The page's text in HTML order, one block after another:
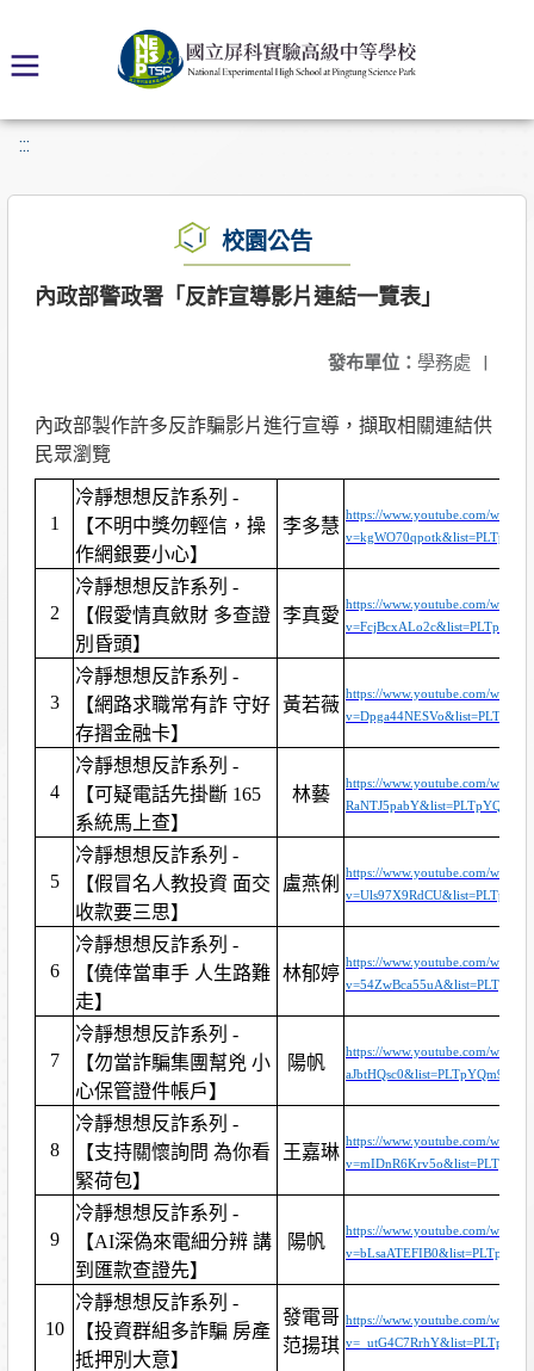
:::
校園公告
內政部警政署「反詐宣導影片連結一覽表」
發布單位： 學務處 |
內政部製作許多反詐騙影片進行宣導，擷取相關連結供
民眾瀏覽
1
冷靜想想反詐系列 -
【不明中獎勿輕信，操
作網銀要小心】
李多慧
https://www.youtube.com/watch?
2
冷靜想想反詐系列 -
【假愛情真斂財 多查證
別昏頭】
李真愛
https://www.youtube.com/watch?
3
冷靜想想反詐系列 -
【網路求職常有詐 守好
存摺金融卡】
黃若薇
https://www.youtube.com/watch?
4
冷靜想想反詐系列 -
【可疑電話先掛斷 165
系統馬上查】
林藝
https://www.youtube.com/
5
冷靜想想反詐系列 -
【假冒名人教投資 面交
收款要三思】
盧燕俐
https://www.youtube.com/watch?
6
冷靜想想反詐系列 -
【僥倖當車手 人生路難
走】
林郁婷
https://www.youtube.com/watch?
7
冷靜想想反詐系列 -
【勿當詐騙集團幫兇 小
心保管證件帳戶】
陽帆
https://www.youtube.com/
8
冷靜想想反詐系列 -
【支持關懷詢問 為你看
緊荷包】
王嘉琳
https://www.youtube.com/watch?
9
冷靜想想反詐系列 -
【AI深偽來電細分辨 講
到匯款查證先】
陽帆
https://www.youtube.com/watch?
10
冷靜想想反詐系列 -
【投資群組多詐騙 房產
抵押別大意】
發電哥
范揚琪
https://www.youtube.com/watch?